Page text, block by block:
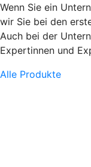
Wenn Sie ein
wir Sie bei den
Auch bei der
Expertinnen und
Alle Produkte